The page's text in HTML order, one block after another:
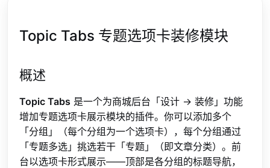
Topic Tabs 专题选项卡装修模块
概述
Topic Tabs 是一个为商城后台「设计 → 装修」功能
增加专题选项卡展示模块的插件。你可以添加多个
「分组」（每个分组为一个选项卡），每个分组通过
「专题多选」挑选若干「专题」（即文章分类）。前
台以选项卡形式展示——顶部是各分组的标题导航，